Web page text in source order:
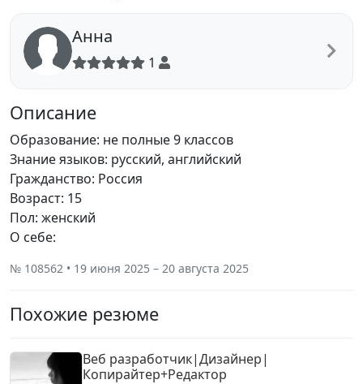
Анна
1
Описание
Образование: не полные 9 классов
Знание языков: русский, английский
Гражданство: Россия
Возраст: 15
Пол: женский
О себе:
№ 108562 • 19 июня 2025 – 20 августа 2025
Похожие резюме
Веб разработчик|Дизайнер|
Копирайтер+Редактор